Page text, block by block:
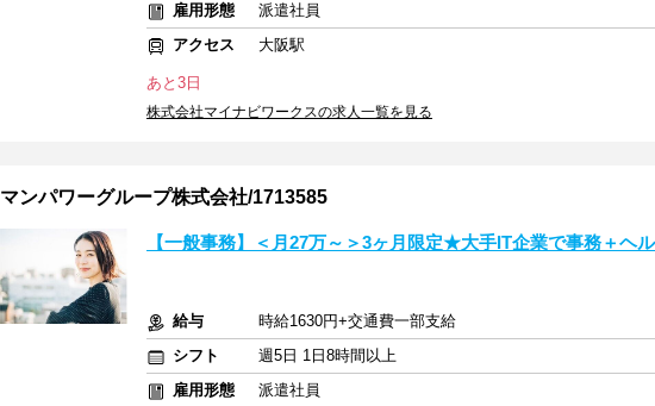
雇用形態
派遣社員
アクセス
大阪駅
あと3日
株式会社マイナビワークスの求人一覧を見る
マンパワーグループ株式会社/1713585
【一般事務】＜月27万～＞3ヶ月限定★大手IT企業で事務＋ヘ
給与
時給1630円+交通費一部支給
シフト
週5日 1日8時間以上
雇用形態
派遣社員